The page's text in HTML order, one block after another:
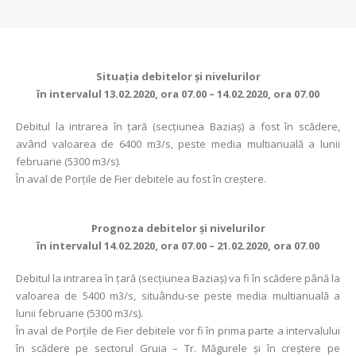
Situaţia debitelor şi nivelurilor
în intervalul 13.02.2020, ora 07.00 – 14.02.2020, ora 07.00
Debitul la intrarea în ţară (secţiunea Baziaş) a fost în scădere,
având valoarea de 6400 m3/s, peste media multianuală a lunii
februarie (5300 m3/s).
În aval de Porţile de Fier debitele au fost în creștere.
Prognoza debitelor şi nivelurilor
în intervalul 14.02.2020, ora 07.00 – 21.02.2020, ora 07.00
Debitul la intrarea în ţară (secţiunea Baziaş) va fi în scădere până la
valoarea de 5400 m3/s, situându-se peste media multianuală a
lunii februarie (5300 m3/s).
În aval de Porţile de Fier debitele vor fi în prima parte a intervalului
în scădere pe sectorul Gruia – Tr. Măgurele și în creștere pe